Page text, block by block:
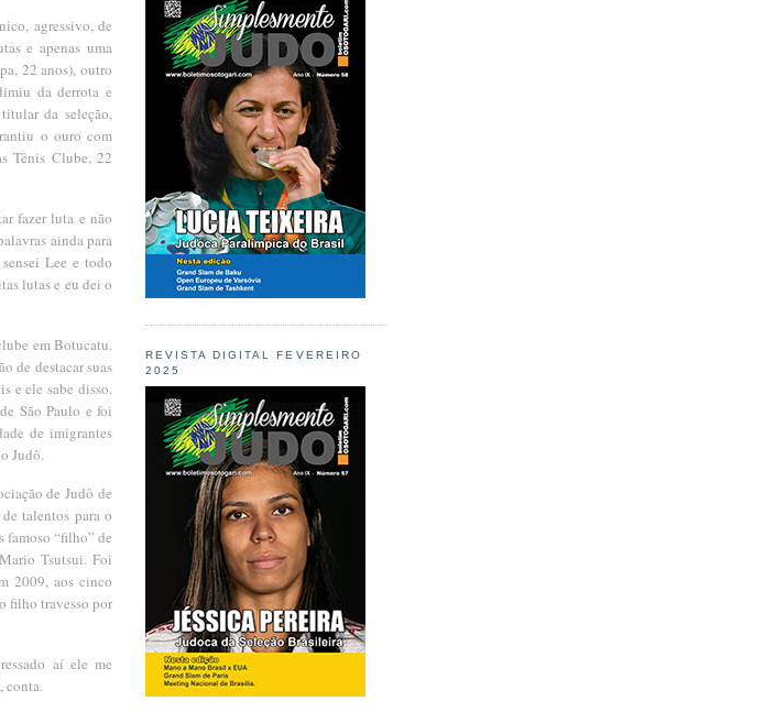
agressivo, de
e apenas uma
22 anos), outro
da derrota e
da seleção,
o ouro com
Tênis Clube, 22
fazer luta e não
ainda para
Lee e todo
lutas e eu dei o
em Botucatu.
de destacar suas
e ele sabe disso.
São Paulo e foi
de imigrantes
Judô.
de Judô de
talentos para o
“filho” de
Tsutsui. Foi
2009, aos cinco
filho travesso por
aí ele me
conta.
REVISTA DIGITAL FEVEREIRO
2025